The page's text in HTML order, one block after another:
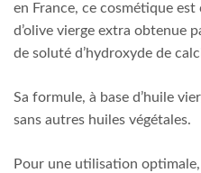
en France, ce cosmétique
d’olive vierge extra obtenue
de soluté d’hydroxyde de
Sa formule, à base d’huile
sans autres huiles végétales.
Pour une utilisation